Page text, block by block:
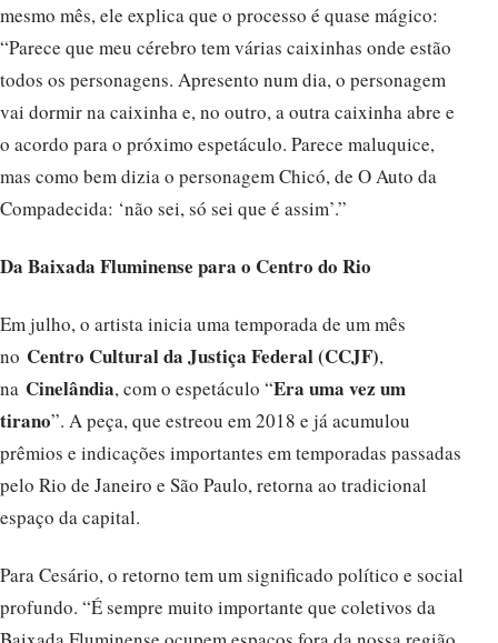
mesmo mês, ele explica que o processo é quase mágico:
“Parece que meu cérebro tem várias caixinhas onde estão
todos os personagens. Apresento num dia, o personagem
vai dormir na caixinha e, no outro, a outra caixinha abre e
o acordo para o próximo espetáculo. Parece maluquice,
mas como bem dizia o personagem Chicó, de O Auto da
Compadecida: ‘não sei, só sei que é assim’.”
Da Baixada Fluminense para o Centro do Rio
Em julho, o artista inicia uma temporada de um mês
no Centro Cultural da Justiça Federal (CCJF),
na Cinelândia, com o espetáculo “Era uma vez um
tirano”. A peça, que estreou em 2018 e já acumulou
prêmios e indicações importantes em temporadas passadas
pelo Rio de Janeiro e São Paulo, retorna ao tradicional
espaço da capital.
Para Cesário, o retorno tem um significado político e social
profundo. “É sempre muito importante que coletivos da